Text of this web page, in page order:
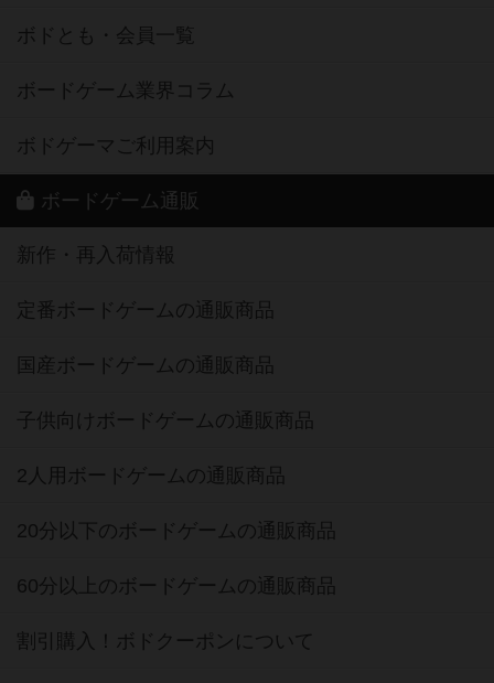
ボドとも・会員一覧
ボードゲーム業界コラム
ボドゲーマご利用案内
ボードゲーム通販
新作・再入荷情報
定番ボードゲームの通販商品
国産ボードゲームの通販商品
子供向けボードゲームの通販商品
2人用ボードゲームの通販商品
20分以下のボードゲームの通販商品
60分以上のボードゲームの通販商品
割引購入！ボドクーポンについて